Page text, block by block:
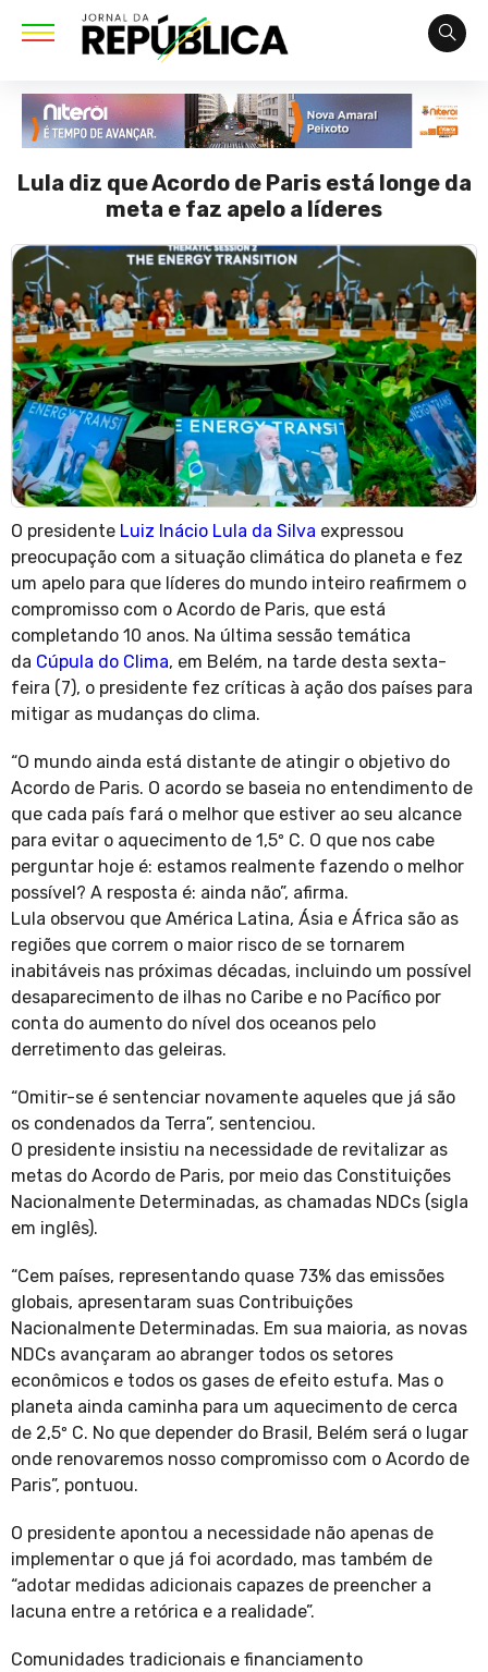
Lula diz que Acordo de Paris está longe da
meta e faz apelo a líderes
O presidente Luiz Inácio Lula da Silva expressou
preocupação com a situação climática do planeta e fez
um apelo para que líderes do mundo inteiro reafirmem o
compromisso com o Acordo de Paris, que está
completando 10 anos. Na última sessão temática
da Cúpula do Clima, em Belém, na tarde desta sexta-
feira (7), o presidente fez críticas à ação dos países para
mitigar as mudanças do clima.
“O mundo ainda está distante de atingir o objetivo do
Acordo de Paris. O acordo se baseia no entendimento de
que cada país fará o melhor que estiver ao seu alcance
para evitar o aquecimento de 1,5º C. O que nos cabe
perguntar hoje é: estamos realmente fazendo o melhor
possível? A resposta é: ainda não”, afirma.
Lula observou que América Latina, Ásia e África são as
regiões que correm o maior risco de se tornarem
inabitáveis nas próximas décadas, incluindo um possível
desaparecimento de ilhas no Caribe e no Pacífico por
conta do aumento do nível dos oceanos pelo
derretimento das geleiras.
“Omitir-se é sentenciar novamente aqueles que já são
os condenados da Terra”, sentenciou.
O presidente insistiu na necessidade de revitalizar as
metas do Acordo de Paris, por meio das Constituições
Nacionalmente Determinadas, as chamadas NDCs (sigla
em inglês).
“Cem países, representando quase 73% das emissões
globais, apresentaram suas Contribuições
Nacionalmente Determinadas. Em sua maioria, as novas
NDCs avançaram ao abranger todos os setores
econômicos e todos os gases de efeito estufa. Mas o
planeta ainda caminha para um aquecimento de cerca
de 2,5º C. No que depender do Brasil, Belém será o lugar
onde renovaremos nosso compromisso com o Acordo de
Paris”, pontuou.
O presidente apontou a necessidade não apenas de
implementar o que já foi acordado, mas também de
“adotar medidas adicionais capazes de preencher a
lacuna entre a retórica e a realidade”.
Comunidades tradicionais e financiamento